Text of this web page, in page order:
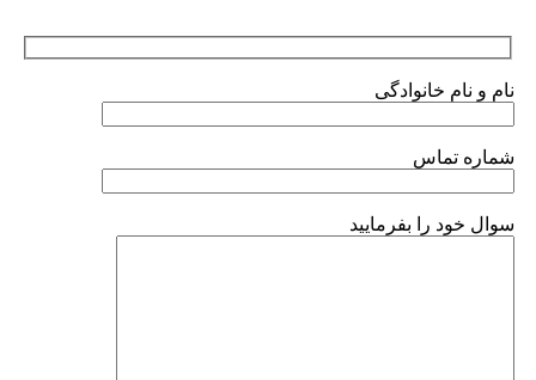
نام و نام خانوادگی
شماره تماس
سوال خود را بفرمایید